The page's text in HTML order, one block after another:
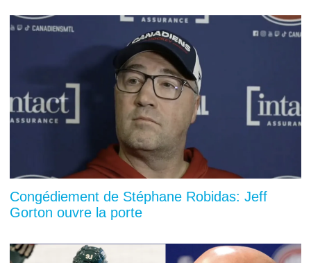
Congédiement de Stéphane Robidas: Jeff
Gorton ouvre la porte